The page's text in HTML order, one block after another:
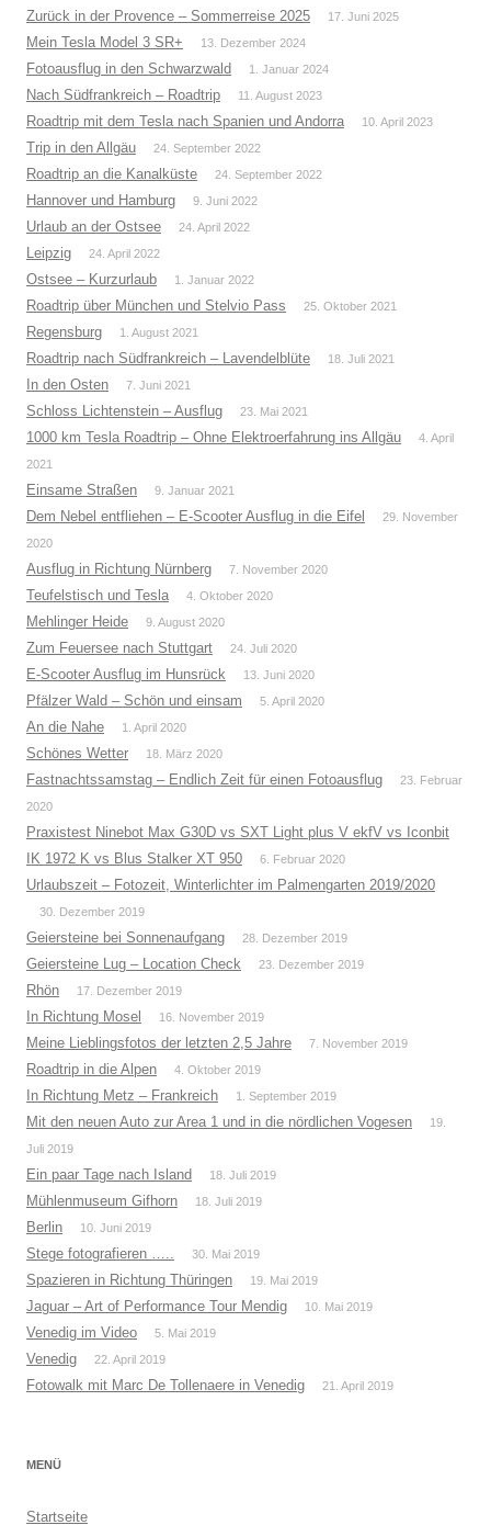
Zurück in der Provence – Sommerreise 2025 17. Juni 2025
Mein Tesla Model 3 SR+ 13. Dezember 2024
Fotoausflug in den Schwarzwald 1. Januar 2024
Nach Südfrankreich – Roadtrip 11. August 2023
Roadtrip mit dem Tesla nach Spanien und Andorra 10. April 2023
Trip in den Allgäu 24. September 2022
Roadtrip an die Kanalküste 24. September 2022
Hannover und Hamburg 9. Juni 2022
Urlaub an der Ostsee 24. April 2022
Leipzig 24. April 2022
Ostsee – Kurzurlaub 1. Januar 2022
Roadtrip über München und Stelvio Pass 25. Oktober 2021
Regensburg 1. August 2021
Roadtrip nach Südfrankreich – Lavendelblüte 18. Juli 2021
In den Osten 7. Juni 2021
Schloss Lichtenstein – Ausflug 23. Mai 2021
1000 km Tesla Roadtrip – Ohne Elektroerfahrung ins Allgäu
4. April
2021
Einsame Straßen 9. Januar 2021
Dem Nebel entfliehen – E-Scooter Ausflug in die Eifel
29. November
2020
Ausflug in Richtung Nürnberg 7. November 2020
Teufelstisch und Tesla 4. Oktober 2020
Mehlinger Heide 9. August 2020
Zum Feuersee nach Stuttgart 24. Juli 2020
E-Scooter Ausflug im Hunsrück 13. Juni 2020
Pfälzer Wald – Schön und einsam 5. April 2020
An die Nahe 1. April 2020
Schönes Wetter 18. März 2020
Fastnachtssamstag – Endlich Zeit für einen Fotoausflug
23. Februar
2020
Praxistest Ninebot Max G30D vs SXT Light plus V ekfV vs Iconbit
IK 1972 K vs Blus Stalker XT 950
6. Februar 2020
Urlaubszeit – Fotozeit, Winterlichter im Palmengarten 2019/2020
30. Dezember 2019
Geiersteine bei Sonnenaufgang 28. Dezember 2019
Geiersteine Lug – Location Check 23. Dezember 2019
Rhön 17. Dezember 2019
In Richtung Mosel 16. November 2019
Meine Lieblingsfotos der letzten 2,5 Jahre 7. November 2019
Roadtrip in die Alpen 4. Oktober 2019
In Richtung Metz – Frankreich 1. September 2019
Mit den neuen Auto zur Area 1 und in die nördlichen Vogesen
19.
Juli 2019
Ein paar Tage nach Island 18. Juli 2019
Mühlenmuseum Gifhorn 18. Juli 2019
Berlin 10. Juni 2019
Stege fotografieren ….. 30. Mai 2019
Spazieren in Richtung Thüringen 19. Mai 2019
Jaguar – Art of Performance Tour Mendig 10. Mai 2019
Venedig im Video 5. Mai 2019
Venedig 22. April 2019
Fotowalk mit Marc De Tollenaere in Venedig 21. April 2019
MENÜ
Startseite